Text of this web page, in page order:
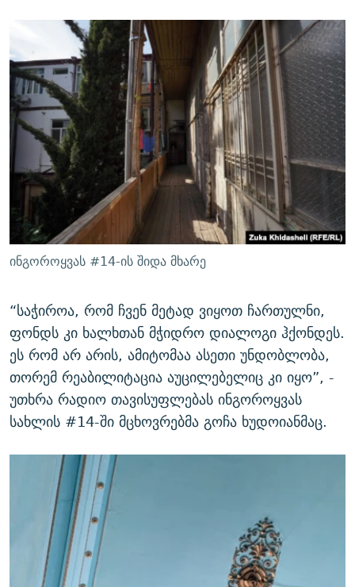
ინგოროყვას #14-ის შიდა მხარე
“საჭიროა, რომ ჩვენ მეტად ვიყოთ ჩართულნი,
ფონდს კი ხალხთან მჭიდრო დიალოგი ჰქონდეს.
ეს რომ არ არის, ამიტომაა ასეთი უნდობლობა,
თორემ რეაბილიტაცია აუცილებელიც კი იყო”, -
უთხრა რადიო თავისუფლებას ინგოროყვას
სახლის #14-ში მცხოვრებმა გოჩა ხუდოიანმაც.